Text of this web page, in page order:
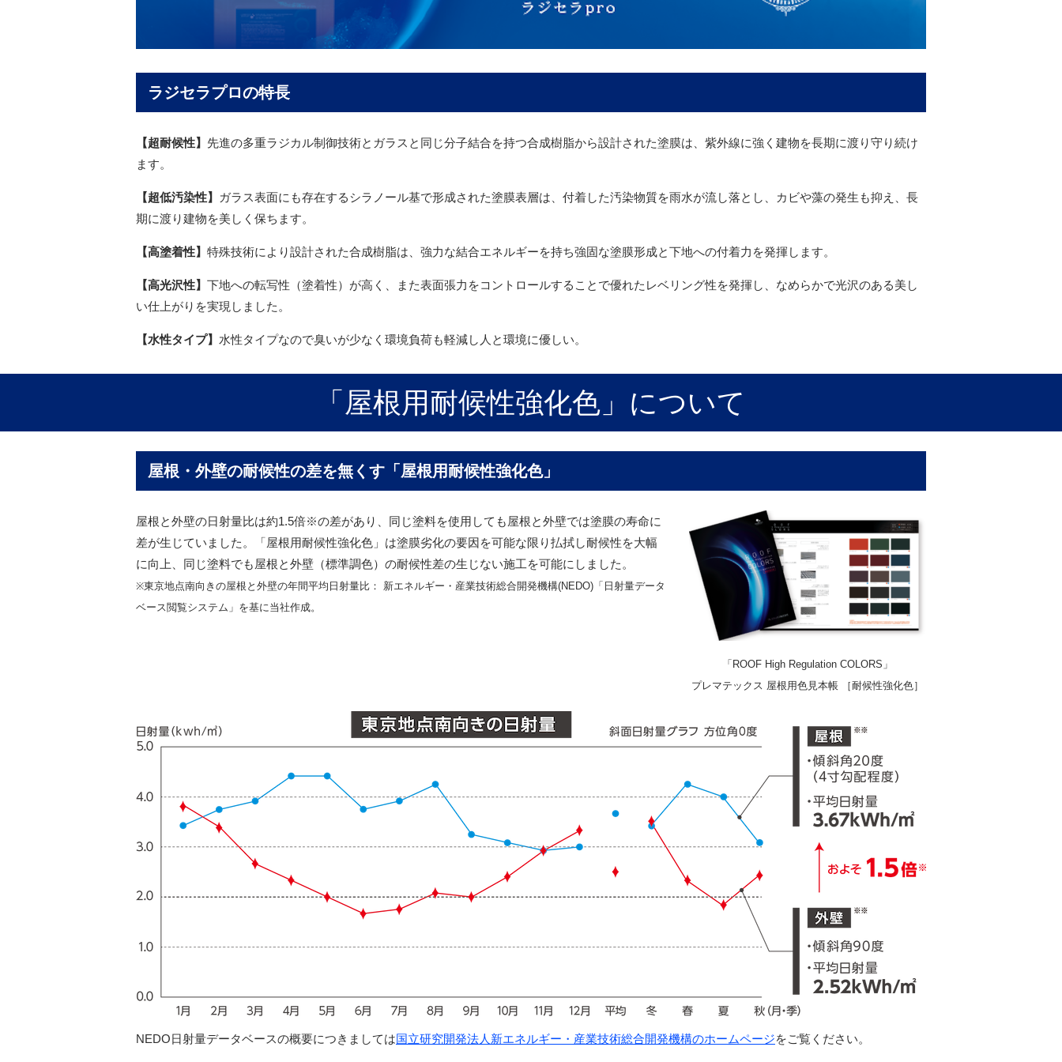
ラジセラプロの特長
【超耐候性】 先進の多重ラジカル制御技術とガラスと同じ分子結合を持つ合成樹脂から設計された塗膜は、紫外線に強く建物を長期に渡り守り続け
ます。
【超低汚染性】
ガラス表面にも存在するシラノール基で形成された塗膜表層は、付着した汚染物質を雨水が流し落とし、カビや藻の発生も抑え、長
期に渡り建物を美しく保ちます。
【高塗着性】 特殊技術により設計された合成樹脂は、強力な結合エネルギーを持ち強固な塗膜形成と下地への付着力を発揮します。
【高光沢性】 下地への転写性（塗着性）が高く、また表面張力をコントロールすることで優れたレベリング性を発揮し、なめらかで光沢のある美し
い仕上がりを実現しました。
【水性タイプ】 水性タイプなので臭いが少なく環境負荷も軽減し人と環境に優しい。
「屋根用耐候性強化色」について
屋根・外壁の耐候性の差を無くす「屋根用耐候性強化色」
「ROOF High Regulation COLORS」
プレマテックス 屋根用色見本帳 ［耐候性強化色］
屋根と外壁の日射量比は約1.5倍※の差があり、同じ塗料を使用しても屋根と外壁では塗膜の寿命に
差が生じていました。「屋根用耐候性強化色」は塗膜劣化の要因を可能な限り払拭し耐候性を大幅
に向上、同じ塗料でも屋根と外壁（標準調色）の耐候性差の生じない施工を可能にしました。
※東京地点南向きの屋根と外壁の年間平均日射量比： 新エネルギー・産業技術総合開発機構(NEDO)「日射量データ
ベース閲覧システム」を基に当社作成。
NEDO日射量データベースの概要につきましては国立研究開発法人新エネルギー・産業技術総合開発機構のホームページをご覧ください。